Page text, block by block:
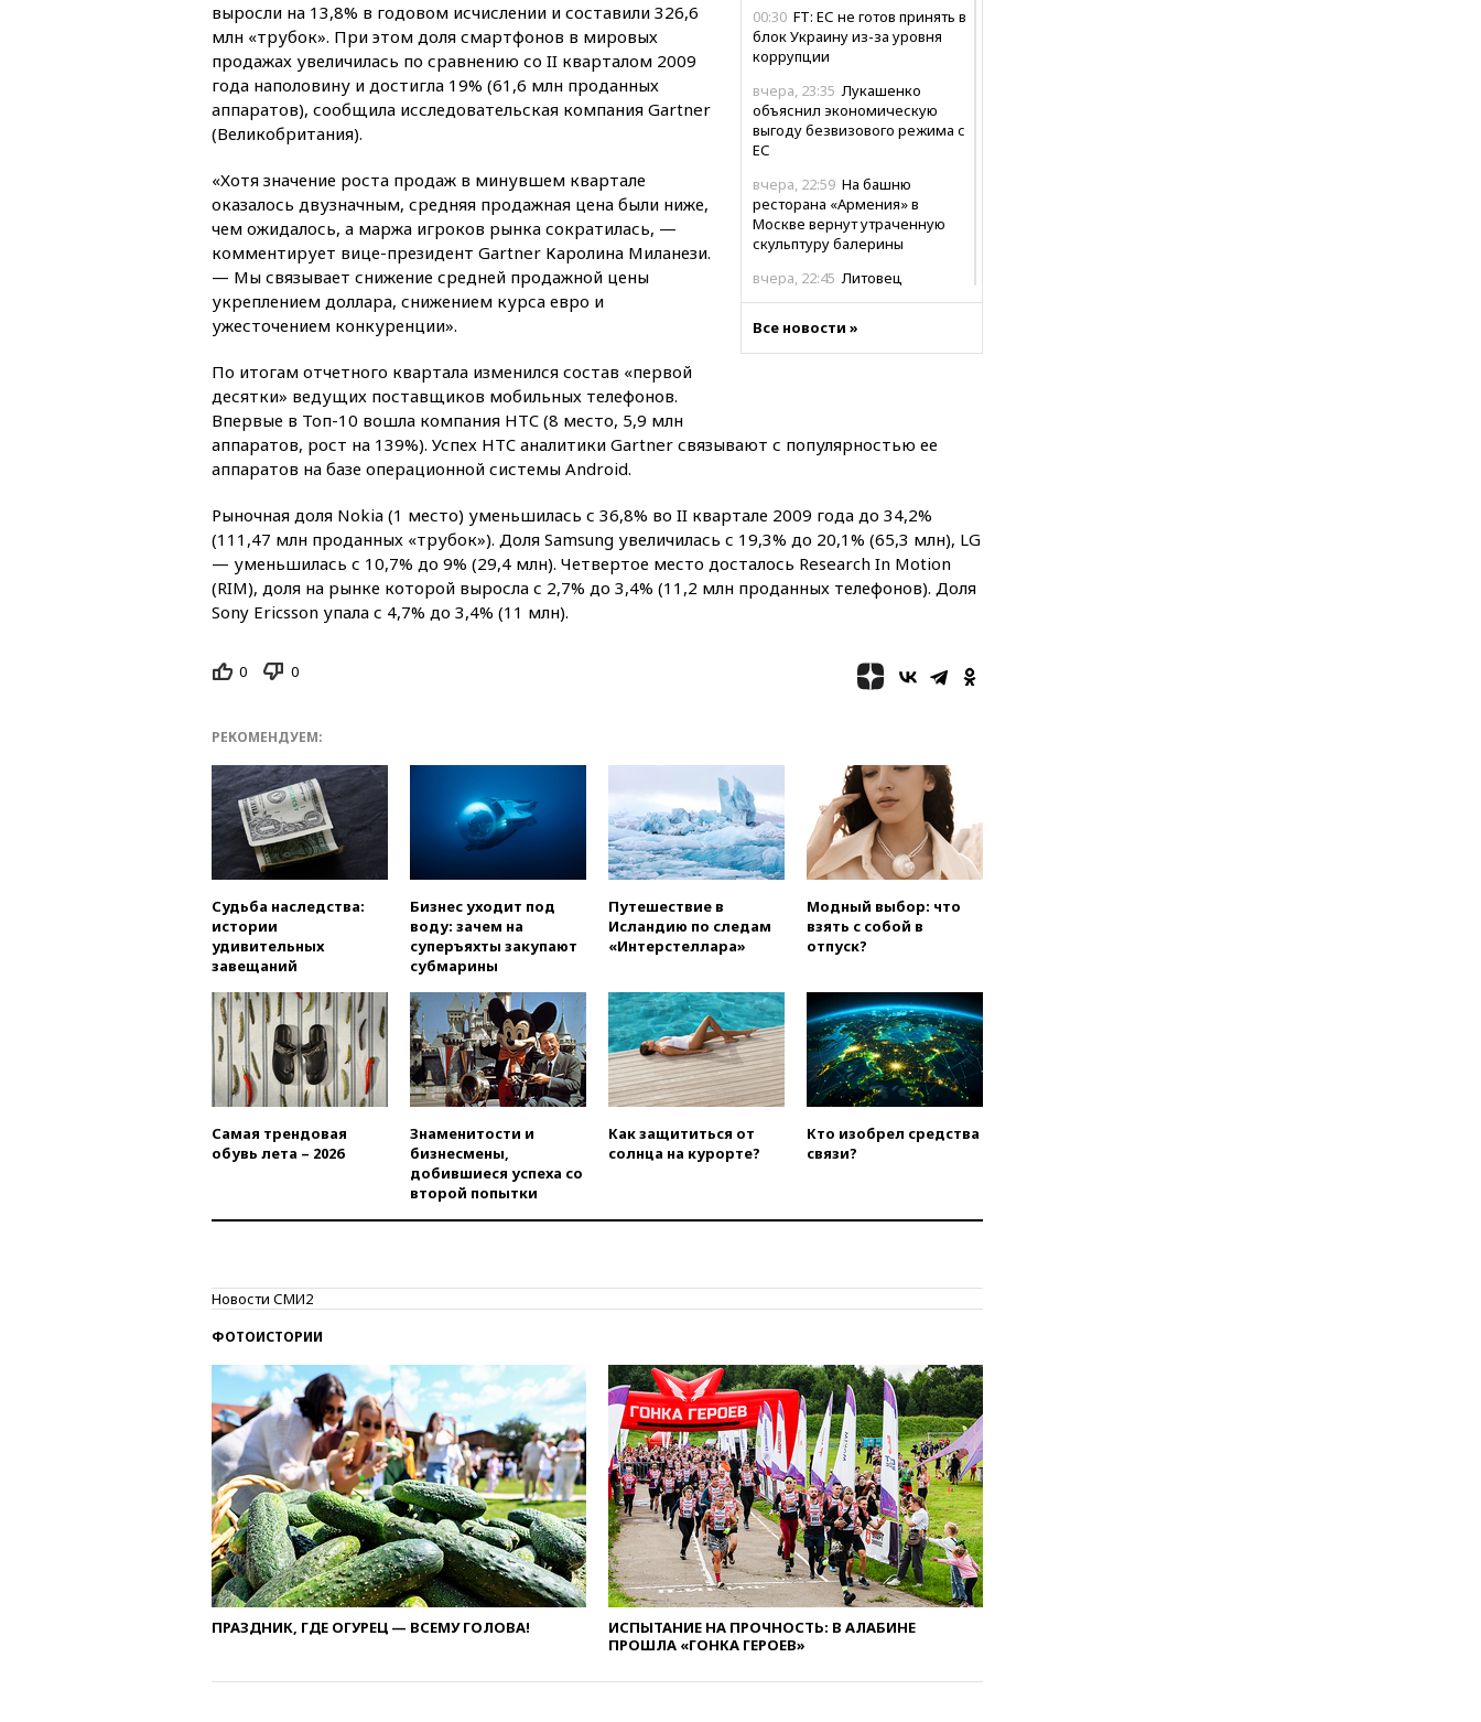
00:30 FT: ЕС не готов принять в
блок Украину из-за уровня
коррупции
вчера, 23:35 Лукашенко
объяснил экономическую
выгоду безвизового режима с
ЕС
вчера, 22:59 На башню
ресторана «Армения» в
Москве вернут утраченную
скульптуру балерины
вчера, 22:45 Литовец
вчера, 22:28Бессент
вчера, 22:15Три человека
вчера, 22:00Путин поручил
выделить средства на новые
РЛС для Белгородской
Лидеры сборной
РФ по гимнастике получили
официальный отказ в визах от
Хорватии
вчера, 21:15Пентагон
вчера, 21:00На границе
вчера, 20:53Швыдкой:
«Интервидение» точно
пройдет в 2026 году
вчера, 20:45 ПВО за день
беспилотников над Россией
строительство бального зала в
Белом доме
вчера, 20:15Сенат США
одобрил ужесточение
санкций против России и
Ирана
вчера, 20:00СК возбудил дело
против журналистки Катерины
Гордеевой о фейках о ВС
России
нейтральный статус
Трусовой
Все новости »
выросли на 13,8% в годовом исчислении и составили 326,6
млн «трубок». При этом доля смартфонов в мировых
продажах увеличилась по сравнению со II кварталом 2009
года наполовину и достигла 19% (61,6 млн проданных
аппаратов), сообщила исследовательская компания Gartner
(Великобритания).
«Хотя значение роста продаж в минувшем квартале
оказалось двузначным, средняя продажная цена были ниже,
чем ожидалось, а маржа игроков рынка сократилась, —
комментирует вице-президент Gartner Каролина Миланези.
— Мы связывает снижение средней продажной цены
укреплением доллара, снижением курса евро и
ужесточением конкуренции».
По итогам отчетного квартала изменился состав «первой
десятки» ведущих поставщиков мобильных телефонов.
Впервые в Топ-10 вошла компания HTC (8 место, 5,9 млн
аппаратов, рост на 139%). Успех HTC аналитики Gartner связывают с популярностью ее
аппаратов на базе операционной системы Android.
Рыночная доля Nokia (1 место) уменьшилась с 36,8% во II квартале 2009 года до 34,2%
(111,47 млн проданных «трубок»). Доля Samsung увеличилась с 19,3% до 20,1% (65,3 млн), LG
— уменьшилась с 10,7% до 9% (29,4 млн). Четвертое место досталось Research In Motion
(RIM), доля на рынке которой выросла с 2,7% до 3,4% (11,2 млн проданных телефонов). Доля
Sony Ericsson упала с 4,7% до 3,4% (11 млн).
0 0
РЕКОМЕНДУЕМ:
Судьба наследства:
истории
удивительных
завещаний
Бизнес уходит под
воду: зачем на
суперъяхты закупают
субмарины
Путешествие в
Исландию по следам
«Интерстеллара»
Модный выбор: что
взять с собой в
отпуск?
Самая трендовая
обувь лета – 2026
Знаменитости и
бизнесмены,
добившиеся успеха со
второй попытки
Как защититься от
солнца на курорте?
Кто изобрел средства
связи?
Новости СМИ2
ФОТОИСТОРИИ
ПРАЗДНИК, ГДЕ ОГУРЕЦ — ВСЕМУ ГОЛОВА!
ИСПЫТАНИЕ НА ПРОЧНОСТЬ: В АЛАБИНЕ
ПРОШЛА «ГОНКА ГЕРОЕВ»